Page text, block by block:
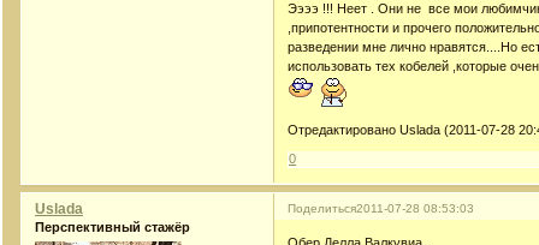
Ээээ !!! Неет . Они не все мои
,припотентности и прочего
разведении мне лично нравятся....Но
использовать тех кобелей ,которые
Отредактировано Uslada (2011-07-28
0
Поделиться2011-07-28 08:53:03
Uslada
Перспективный стажёр